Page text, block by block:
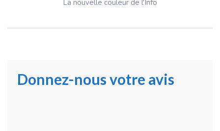
La nouvelle couleur de l'Info
Donnez-nous votre avis